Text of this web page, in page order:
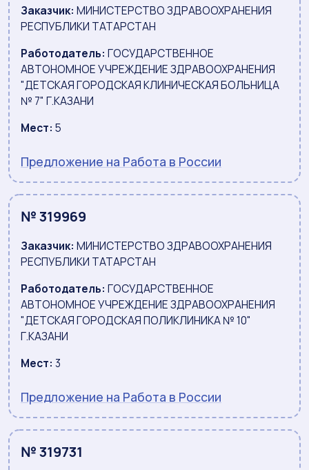
Заказчик: МИНИСТЕРСТВО ЗДРАВООХРАНЕНИЯ
РЕСПУБЛИКИ ТАТАРСТАН
Работодатель: ГОСУДАРСТВЕННОЕ
АВТОНОМНОЕ УЧРЕЖДЕНИЕ ЗДРАВООХРАНЕНИЯ
"ДЕТСКАЯ ГОРОДСКАЯ КЛИНИЧЕСКАЯ БОЛЬНИЦА
№ 7" Г.КАЗАНИ
Мест: 5
Предложение на Работа в России
№ 319969
Заказчик: МИНИСТЕРСТВО ЗДРАВООХРАНЕНИЯ
РЕСПУБЛИКИ ТАТАРСТАН
Работодатель: ГОСУДАРСТВЕННОЕ
АВТОНОМНОЕ УЧРЕЖДЕНИЕ ЗДРАВООХРАНЕНИЯ
"ДЕТСКАЯ ГОРОДСКАЯ ПОЛИКЛИНИКА № 10"
Г.КАЗАНИ
Мест: 3
Предложение на Работа в России
№ 319731